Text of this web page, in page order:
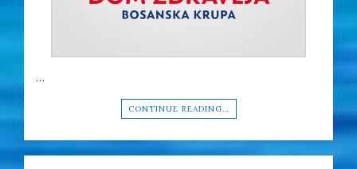
…
CONTINUE READING…